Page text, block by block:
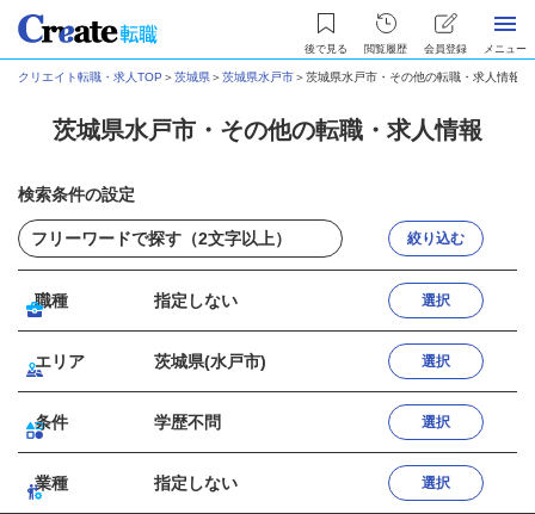
後で見る 閲覧履歴 会員登録 メニュー
クリエイト転職・求人TOP ＞茨城県＞茨城県水戸市＞茨城県水戸市・その他の転職・求人情報
茨城県水戸市・その他の転職・求人情報
検索条件の設定
絞り込む
職種 指定しない 選択
エリア 茨城県(水戸市) 選択
条件 学歴不問 選択
業種 指定しない 選択